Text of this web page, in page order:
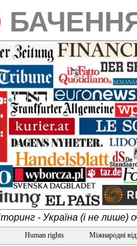
- Україна (і не лише)
Human rights Міжнародні